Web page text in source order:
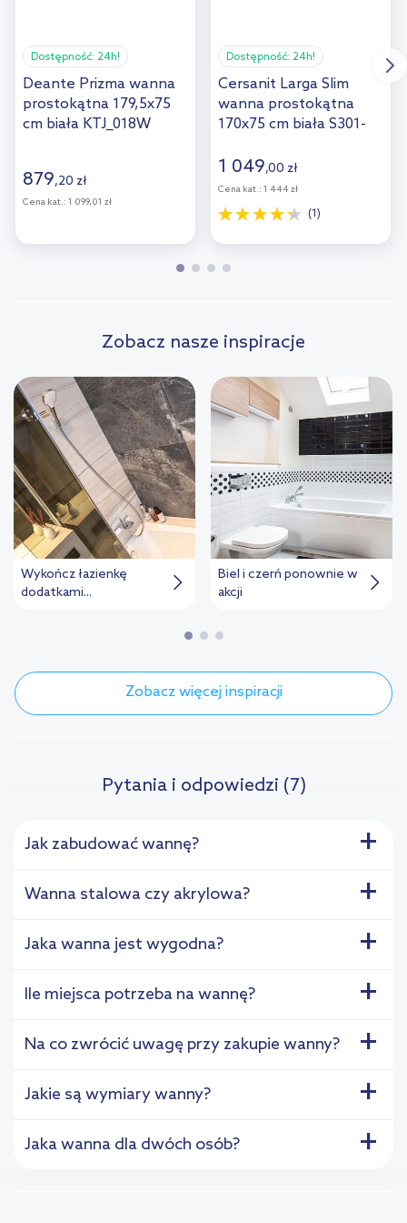
Dostępność: 24h!
Deante Prizma wanna
prostokątna 179,5x75
cm biała KTJ_018W
879,20 zł
Cena kat.: 1 099,01 zł
Dostępność: 24h!
Cersanit Larga Slim
wanna prostokątna
170x75 cm biała S301-
1 049,00 zł
Cena kat.: 1 444 zł
(1)
Zobacz nasze inspiracje
Wykończ łazienkę
dodatkami...
Biel i czerń ponownie w
akcji
Zobacz więcej inspiracji
Pytania i odpowiedzi (7)
Jak zabudować wannę? +
Wanna stalowa czy akrylowa? +
Jaka wanna jest wygodna? +
Ile miejsca potrzeba na wannę? +
Na co zwrócić uwagę przy zakupie wanny? +
Jakie są wymiary wanny? +
Jaka wanna dla dwóch osób? +